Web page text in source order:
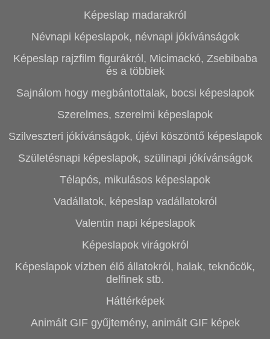
Képeslap madarakról
Névnapi képeslapok, névnapi jókívánságok
Képeslap rajzfilm figurákról, Micimackó, Zsebibaba
és a többiek
Sajnálom hogy megbántottalak, bocsi képeslapok
Szerelmes, szerelmi képeslapok
Szilveszteri jókívánságok, újévi köszöntő képeslapok
Születésnapi képeslapok, szülinapi jókívánságok
Télapós, mikulásos képeslapok
Vadállatok, képeslap vadállatokról
Valentin napi képeslapok
Képeslapok virágokról
Képeslapok vízben élő állatokról, halak, teknőcök,
delfinek stb.
Háttérképek
Animált GIF gyűjtemény, animált GIF képek